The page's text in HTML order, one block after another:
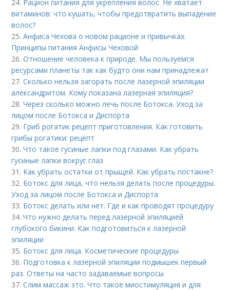
24. Рацион питания для укрепления волос. Не хватает
витаминов: что кушать, чтобы предотвратить выпадение
волос?
25.Анфиса Чехова о новом рационе и привычках.
Принципы питания Анфисы Чеховой
26.Отношение человека к природе. Мы пользуемся
ресурсами планеты так как будто они нам принадлежат
27.Сколько нельзя загорать после лазерной эпиляции
александритом. Кому показана лазерная эпиляция?
28.Через сколько можно лечь после Ботокса. Уход за
лицом после Ботокса и Диспорта
29. Гриб рогатик рецепт приготовления. Как готовить
грибы рогатики: рецепт
30.Что такое гусиные лапки под глазами. Как убрать
гусиные лапки вокруг глаз
31. Как убрать остатки от прыщей. Как убрать постакне?
32. Ботокс для лица, что нельзя делать после процедуры.
Уход за лицом после Ботокса и Диспорта
33. Ботокс делать или нет. Где и как проводят процедуру
34.Что нужно делать перед лазерной эпиляцией
глубокого бикини. Как подготовиться к лазерной
эпиляции
35. Ботокс для лица. Косметические процедуры
36. Подготовка к лазерной эпиляции подмышек первый
раз. Ответы на часто задаваемые вопросы
37.Слим массаж это. Что такое миостимуляция и для